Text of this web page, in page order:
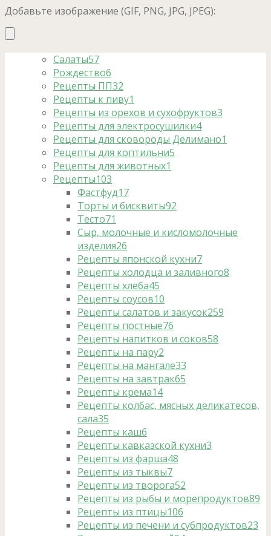
Добавьте изображение (GIF, PNG, JPG, JPEG):
Салаты57
Рождество6
Рецепты ПП32
Рецепты к пиву1
Рецепты из орехов и сухофруктов3
Рецепты для электросушилки4
Рецепты для сковороды Делимано1
Рецепты для коптильни5
Рецепты для животных1
Рецепты103
Фастфуд17
Торты и бисквиты92
Тесто71
Сыр, молочные и кисломолочные
изделия26
Рецепты японской кухни7
Рецепты холодца и заливного8
Рецепты хлеба45
Рецепты соусов10
Рецепты салатов и закусок259
Рецепты постные76
Рецепты напитков и соков58
Рецепты на пару2
Рецепты на мангале33
Рецепты на завтрак65
Рецепты крема14
Рецепты колбас, мясных деликатесов,
сала35
Рецепты каш6
Рецепты кавказской кухни3
Рецепты из фарша48
Рецепты из тыквы7
Рецепты из творога52
Рецепты из рыбы и морепродуктов89
Рецепты из птицы106
Рецепты из печени и субпродуктов23